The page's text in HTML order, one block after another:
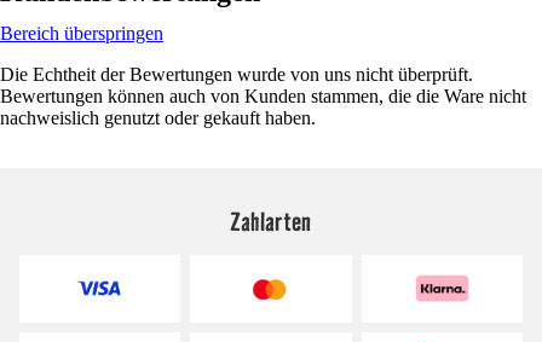
Bereich überspringen
Die Echtheit der Bewertungen wurde von uns nicht überprüft.
Bewertungen können auch von Kunden stammen, die die Ware nicht
nachweislich genutzt oder gekauft haben.
Zahlarten